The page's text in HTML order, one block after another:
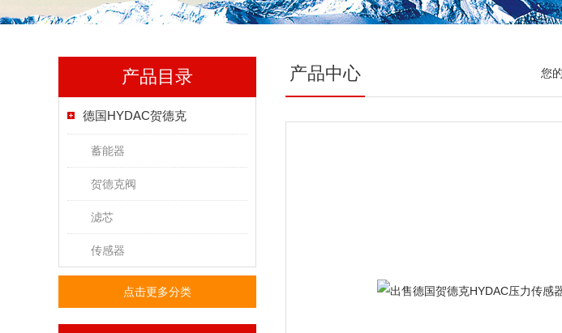
产品目录
德国HYDAC贺德克
蓄能器
贺德克阀
滤芯
传感器
点击更多分类
产品中心 您